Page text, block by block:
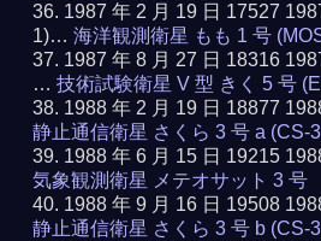
1987 年 2 月 19 日 17527
1)…海洋観測衛星 もも 1 号
1987 年 8 月 27 日 18316
…技術試験衛星 V 型 きく 5 号
1988 年 2 月 19 日 18877
静止通信衛星 さくら 3 号 a (CS-
1988 年 6 月 15 日 19215
気象観測衛星 メテオサット 3 号
1988 年 9 月 16 日 19508
静止通信衛星 さくら 3 号 b (CS-